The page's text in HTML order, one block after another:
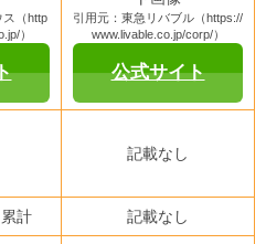
ス（http
）
引用元：東急リバブル（https://
www.livable.co.jp/corp/）
公式サイト
記載なし
計 記載なし